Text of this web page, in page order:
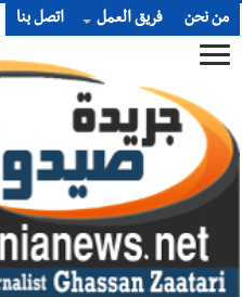
من نحن فريق العمل اتصل بنا